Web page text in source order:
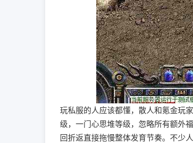
玩私服的人应该都懂，散人和氪金玩
级，一门心思堆等级，忽略所有额外
回折返直接拖慢整体发育节奏。不少